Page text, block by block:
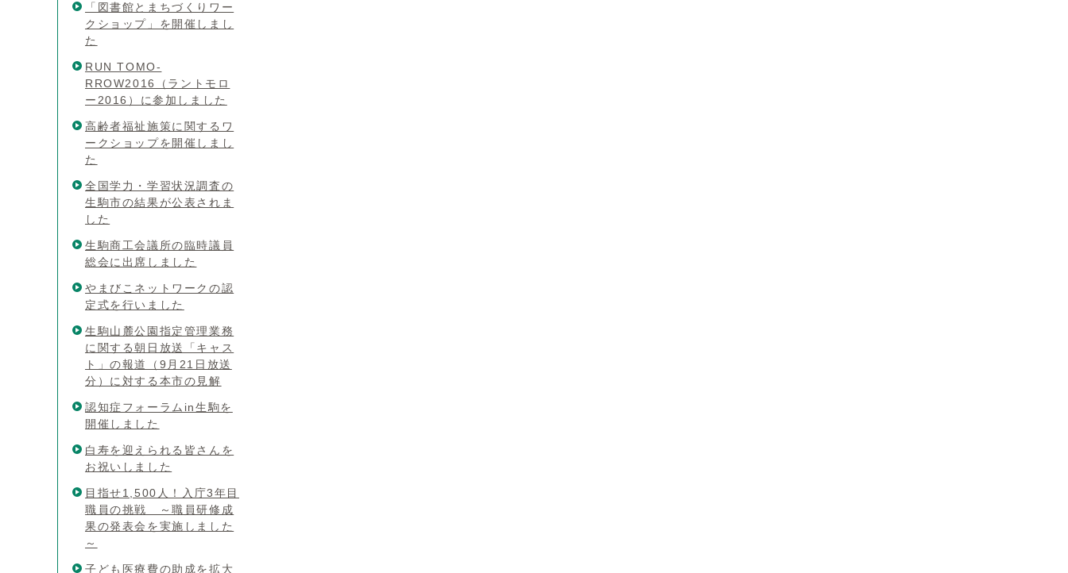
「図書館とまちづくりワー
クショップ」を開催しまし
た
RUN TOMO-
RROW2016（ラントモロ
ー2016）に参加しました
高齢者福祉施策に関するワ
ークショップを開催しまし
た
全国学力・学習状況調査の
生駒市の結果が公表されま
した
生駒商工会議所の臨時議員
総会に出席しました
やまびこネットワークの認
定式を行いました
生駒山麓公園指定管理業務
に関する朝日放送「キャス
ト」の報道（9月21日放送
分）に対する本市の見解
認知症フォーラムin生駒を
開催しました
白寿を迎えられる皆さんを
お祝いしました
目指せ1,500人！入庁3年目
職員の挑戦 ～職員研修成
果の発表会を実施しました
～
子ども医療費の助成を拡大